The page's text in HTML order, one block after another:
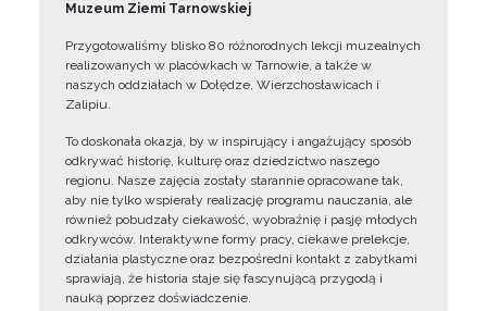
Muzeum Ziemi Tarnowskiej
Przygotowaliśmy blisko 80 różnorodnych lekcji muzealnych
realizowanych w placówkach w Tarnowie, a także w
naszych oddziałach w Dołędze, Wierzchosławicach i
Zalipiu.
To doskonała okazja, by w inspirujący i angażujący sposób
odkrywać historię, kulturę oraz dziedzictwo naszego
regionu. Nasze zajęcia zostały starannie opracowane tak,
aby nie tylko wspierały realizację programu nauczania, ale
również pobudzały ciekawość, wyobraźnię i pasję młodych
odkrywców. Interaktywne formy pracy, ciekawe prelekcje,
działania plastyczne oraz bezpośredni kontakt z zabytkami
sprawiają, że historia staje się fascynującą przygodą i
nauką poprzez doświadczenie.